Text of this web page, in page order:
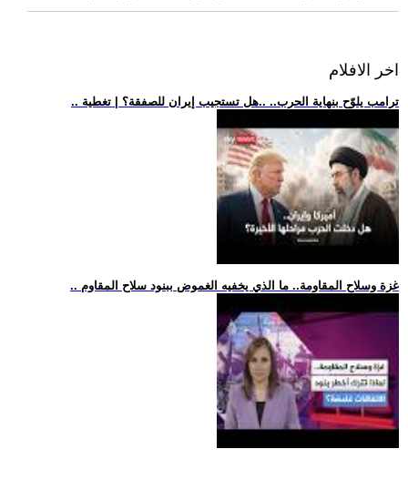
اخر الافلام
.. ترامب يلوّح بنهاية الحرب.. ..هل تستجيب إيران للصفقة؟ | تغطية
.. غزة وسلاح المقاومة.. ما الذي يخفيه الغموض ببنود سلاح المقاوم